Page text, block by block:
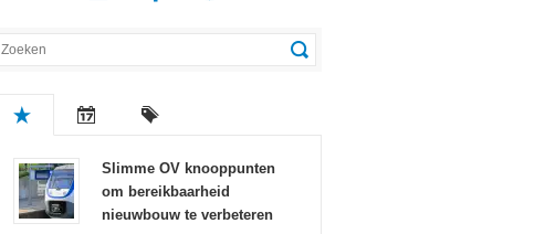
Slimme OV knooppunten
om bereikbaarheid
nieuwbouw te verbeteren